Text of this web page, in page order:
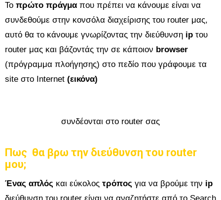
Το πρώτο πράγμα που πρέπει να κάνουμε είναι να
συνδεθούμε στην κονσόλα διαχείρισης του router μας,
αυτό θα το κάνουμε γνωρίζοντας την διεύθυνση ip του
router μας και βάζοντάς την σε κάποιον browser
(πρόγραμμα πλοήγησης) στο πεδίο που γράφουμε τα
site στο Internet (εικόνα)
συνδέονται στο router σας
Πως θα βρω την διεύθυνση του router
μου;
Ένας απλός και εύκολος τρόπος για να βρούμε την ip